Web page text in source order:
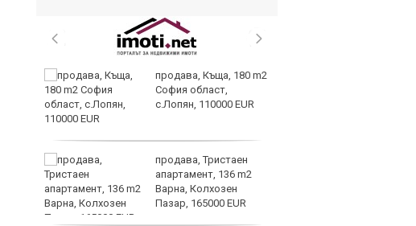
продава, Къща, 180 m2
София област,
с.Лопян, 110000 EUR
продава, Тристаен
апартамент, 136 m2
Варна, Колхозен
Пазар, 165000 EUR